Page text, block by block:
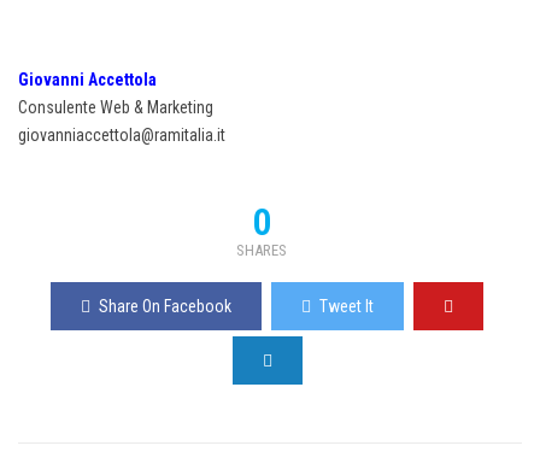
Giovanni Accettola
Consulente Web & Marketing
giovanniaccettola@ramitalia.it
0
SHARES
Share On Facebook Tweet It